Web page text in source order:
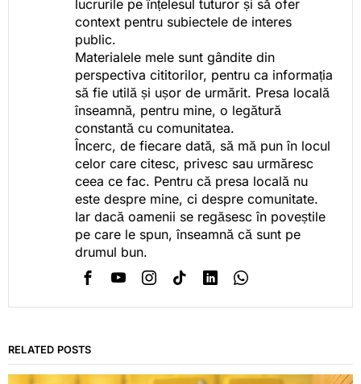
lucrurile pe înțelesul tuturor și să ofer
context pentru subiectele de interes
public.
Materialele mele sunt gândite din
perspectiva cititorilor, pentru ca informația
să fie utilă și ușor de urmărit. Presa locală
înseamnă, pentru mine, o legătură
constantă cu comunitatea.
Încerc, de fiecare dată, să mă pun în locul
celor care citesc, privesc sau urmăresc
ceea ce fac. Pentru că presa locală nu
este despre mine, ci despre comunitate.
Iar dacă oamenii se regăsesc în poveștile
pe care le spun, înseamnă că sunt pe
drumul bun.
RELATED POSTS